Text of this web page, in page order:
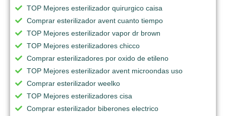
TOP Mejores esterilizador quirurgico caisa
Comprar esterilizador avent cuanto tiempo
TOP Mejores esterilizador vapor dr brown
TOP Mejores esterilizadores chicco
Comprar esterilizadores por oxido de etileno
TOP Mejores esterilizador avent microondas uso
Comprar esterilizador weelko
TOP Mejores esterilizadores cisa
Comprar esterilizador biberones electrico